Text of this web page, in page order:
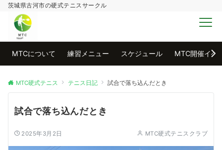
茨城県古河市の硬式テニスサークル
MTCについて 練習メニュー スケジュール MTC開催イベ
MTC硬式テニス テニス日記 試合で落ち込んだとき
試合で落ち込んだとき
2025年3月2日 MTC硬式テニスクラブ